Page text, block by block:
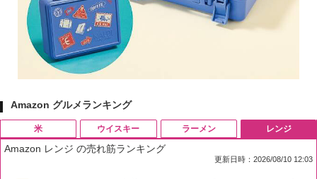
Amazon グルメランキング
米 ウイスキー ラーメン レンジ
Amazon レンジ の売れ筋ランキング
更新日時：2026/08/10 12:03